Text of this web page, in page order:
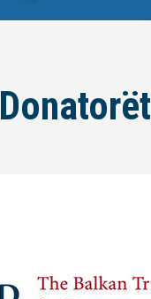
Donatorët